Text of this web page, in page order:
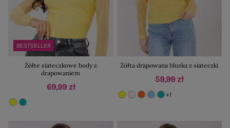
BESTSELLER
Żółte siateczkowe body z
drapowaniem
69,99 zł
Żółta drapowana bluzka z siateczki
59,99 zł
+1